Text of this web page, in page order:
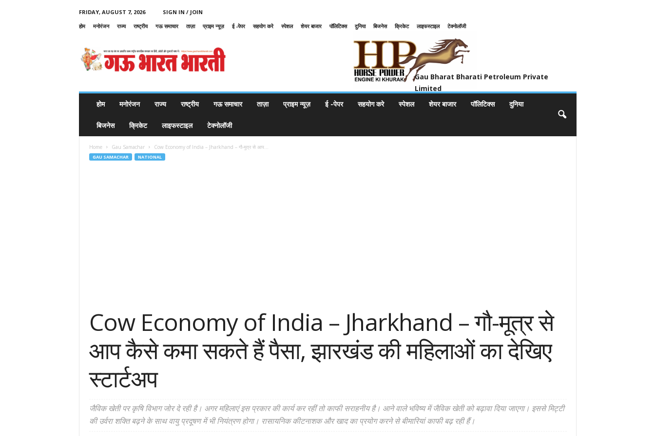
FRIDAY, AUGUST 7, 2026
SIGN IN / JOIN
होम
मनोरंजन राज्य राष्ट्रीय गऊ समाचार ताज़ा प्राइम न्यूज़ ई -पेपर सहयोग करे स्पेशल शेयर बाजार पॉलिटिक्स दुनिया बिजनेस क्रिकेट लाइफस्टाइल
टेक्नोलॉजी
u
Gau Bharat Bharati Petroleum Private
Limited
होम
मनोरंजन राज्य राष्ट्रीय गऊ समाचार ताज़ा प्राइम न्यूज़ ई -पेपर सहयोग करे स्पेशल शेयर बाजार पॉलिटिक्स दुनिया
बिजनेस क्रिकेट लाइफस्टाइल टेक्नोलॉजी
Home Gau Samachar Cow Economy of India – Jharkhand – गौ-मूत्र से आप...
GAU SAMACHAR NATIONAL
Cow Economy of India – Jharkhand – गौ-मूत्र से
आप कैसे कमा सकते हैं पैसा, झारखंड की महिलाओं का देखिए
स्टार्टअप
जैविक खेती पर कृषि विभाग जोर दे रही है। अगर महिलाएं इस प्रकार की कार्य कर रहीं तो काफी सराहनीय है। आने वाले भविष्य में जैविक खेती को बढ़ावा दिया जाएगा। इससे मिट्टी
की उर्वरा शक्ति बढ़ने के साथ वायु प्रदूषण में भी नियंत्रण होगा। रासायनिक कीटनाशक और खाद का प्रयोग करने से बीमारियां काफी बढ़ रही हैं।